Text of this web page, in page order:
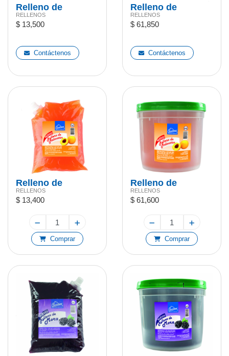
Relleno de
Maracuyá 1kg
RELLENOS
$ 13,500
Contáctenos
Relleno de
Maracuyá 4,5kg
RELLENOS
$ 61,850
Contáctenos
Relleno de
Melocotón 1kg
RELLENOS
$ 13,400
Comprar
Relleno de
Melocotón 4,5kg
RELLENOS
$ 61,600
Comprar